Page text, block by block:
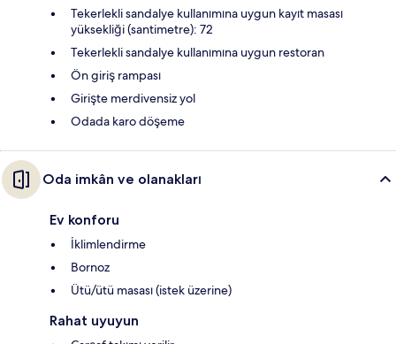
Tekerlekli sandalye kullanımına uygun kayıt masası
yüksekliği (santimetre): 72
Tekerlekli sandalye kullanımına uygun restoran
Ön giriş rampası
Girişte merdivensiz yol
Odada karo döşeme
Oda imkân ve olanakları
Ev konforu
İklimlendirme
Bornoz
Ütü/ütü masası (istek üzerine)
Rahat uyuyun